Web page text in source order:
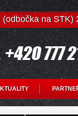
na STK)